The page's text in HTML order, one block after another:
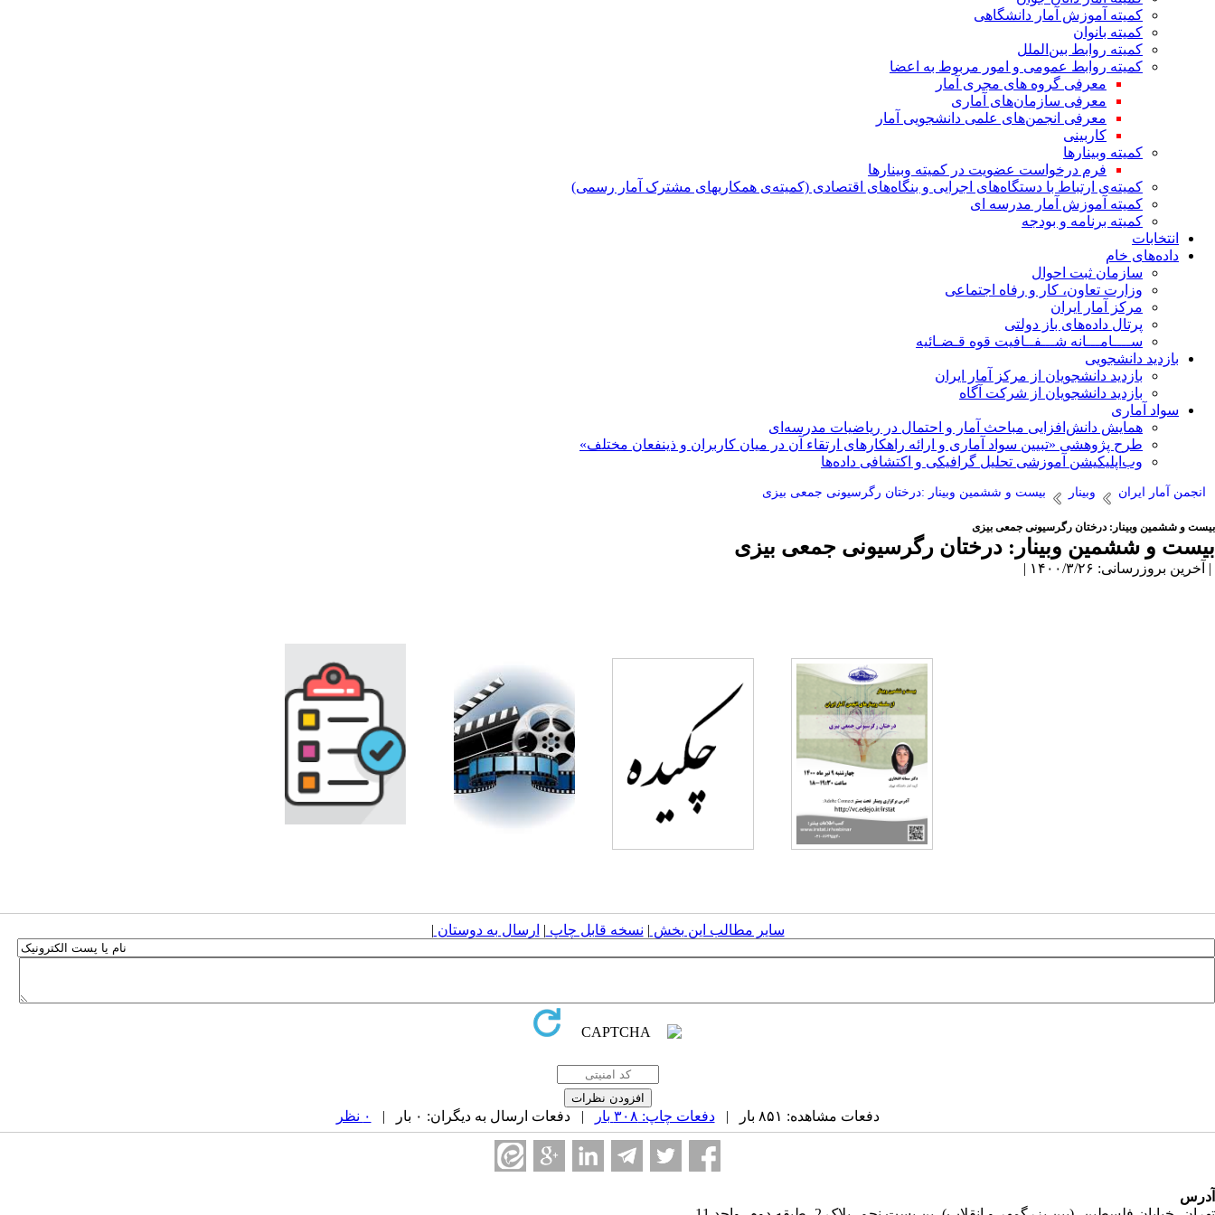
کمیته آموزش آمار دانشگاهی
کمیته بانوان
کمیته روابط بین‌الملل
کمیته روابط عمومی و امور مربوط به اعضا
معرفی گروه های مجری آمار
معرفی سازمان‌های آماری
معرفی انجمن‌های علمی دانشجویی آمار
کاربینی
کمیته وبینارها
فرم درخواست عضویت در کمیته وبینارها
کمیته‌ی ارتباط با دستگاه‌های اجرایی و بنگاه‌های اقتصادی (کمیته‌ی همکاریهای مشترک آمار رسمی)
کمیته آموزش آمار مدرسه ای
کمیته برنامه و بودجه
انتخابات
داده‌های خام
سازمان ثبت احوال
وزارت تعاون، کار و رفاه اجتماعی
مرکز آمار ایران
پرتال داده‌های باز دولتی
ســــامـــانه شـــفــافیت قوه قـضـائیه
بازدید دانشجویی
بازدید دانشجویان از مرکز آمار ایران
بازدید دانشجویان از شرکت آگاه
سواد آماری
همایش دانش‌افزایی مباحث آمار و احتمال در ریاضیات مدرسه‌ای
طرح پژوهشی «تبیین سواد آماری و ارائه راهکارهای ارتقاء آن در میان کاربران و ذینفعان مختلف»
وب‌اپلیکیشن آموزشی تحلیل گرافیکی و اکتشافی داده‌ها
انجمن آمار ایران وبینار بیست و ششمین وبینار :درختان رگرسیونی جمعی بیزی
بیست و ششمین وبینار: درختان رگرسیونی جمعی بیزی
بیست و ششمین وبینار: درختان رگرسیونی جمعی بیزی
| آخرین بروزرسانی: ۱۴۰۰/۳/۲۶ |
سایر مطالب این بخش | نسخه قابل چاپ | ارسال به دوستان |
دفعات مشاهده: ۸۵۱ بار | دفعات چاپ: ۳۰۸ بار | دفعات ارسال به دیگران: ۰ بار | ۰ نظر
آدرس